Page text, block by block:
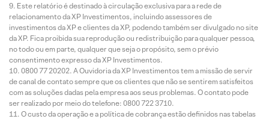
Este relatório é destinado à circulação exclusiva para a rede de
relacionamento da XP Investimentos, incluindo assessores de
investimentos da XP e clientes da XP, podendo também ser divulgado no site
da XP. Fica proibida sua reprodução ou redistribuição para qualquer pessoa,
no todo ou em parte, qualquer que seja o propósito, sem o prévio
consentimento expresso da XP Investimentos.
0800 77 20202. A Ouvidoria da XP Investimentos tem a missão de servir
de canal de contato sempre que os clientes que não se sentirem satisfeitos
com as soluções dadas pela empresa aos seus problemas. O contato pode
ser realizado por meio do telefone: 0800 722 3710.
O custo da operação e a política de cobrança estão definidos nas tabelas